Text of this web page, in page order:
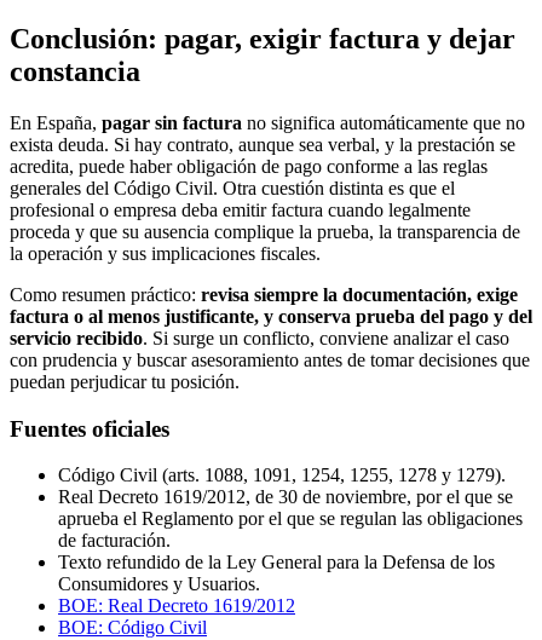
Conclusión: pagar, exigir factura y dejar
constancia
En España, pagar sin factura no significa automáticamente que no
exista deuda. Si hay contrato, aunque sea verbal, y la prestación se
acredita, puede haber obligación de pago conforme a las reglas
generales del Código Civil. Otra cuestión distinta es que el
profesional o empresa deba emitir factura cuando legalmente
proceda y que su ausencia complique la prueba, la transparencia de
la operación y sus implicaciones fiscales.
Como resumen práctico: revisa siempre la documentación, exige
factura o al menos justificante, y conserva prueba del pago y del
servicio recibido. Si surge un conflicto, conviene analizar el caso
con prudencia y buscar asesoramiento antes de tomar decisiones que
puedan perjudicar tu posición.
Fuentes oficiales
Código Civil (arts. 1088, 1091, 1254, 1255, 1278 y 1279).
Real Decreto 1619/2012, de 30 de noviembre, por el que se
aprueba el Reglamento por el que se regulan las obligaciones
de facturación.
Texto refundido de la Ley General para la Defensa de los
Consumidores y Usuarios.
BOE: Real Decreto 1619/2012
BOE: Código Civil